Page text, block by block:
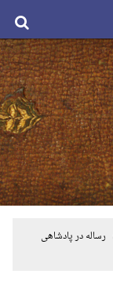
در پادشاهی